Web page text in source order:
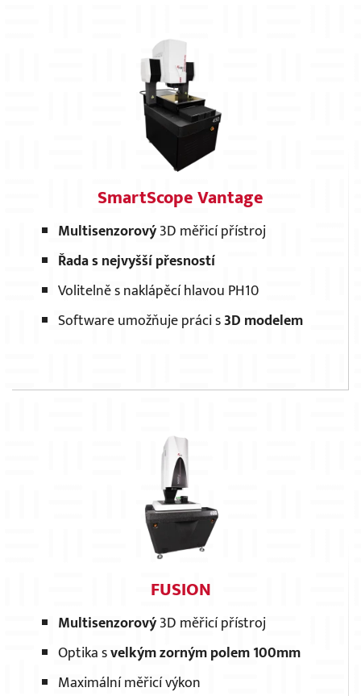
SmartScope Vantage
Multisenzorový3D měřicí přístroj
Řada s nejvyšší přesností
Volitelně s naklápěcí hlavou PH10
Software umožňuje práci s3D modelem
FUSION
Multisenzorový3D měřicí přístroj
Optika svelkým zorným polem 100mm
Maximální měřicí výkon